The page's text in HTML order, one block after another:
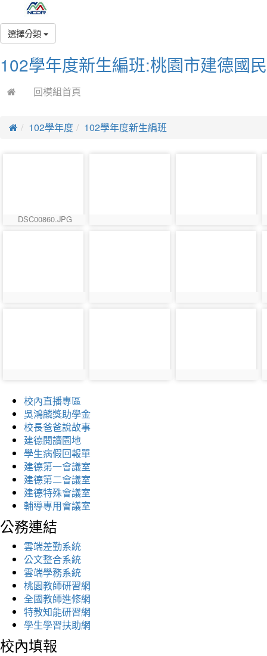
選擇分類
102學年度新生編班:桃園市建德國
回模組首頁
102學年度 102學年度新生編班
DSC00860.JPG
校內直播專區
吳鴻麟獎助學金
校長爸爸說故事
建德閱讀園地
學生病假回報單
建德第一會議室
建德第二會議室
建德特殊會議室
輔導專用會議室
公務連結
雲端差勤系統
公文整合系統
雲端學務系統
桃園教師研習網
全國教師進修網
特教知能研習網
學生學習扶助網
校內填報